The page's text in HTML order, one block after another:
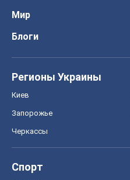
Мир
Блоги
Регионы Украины
Киев
Запорожье
Черкассы
Спорт